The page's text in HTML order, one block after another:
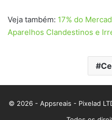
Veja também: 17% do
Aparelhos Clandestinos e
© 2026 - Appsreais - Pixelad